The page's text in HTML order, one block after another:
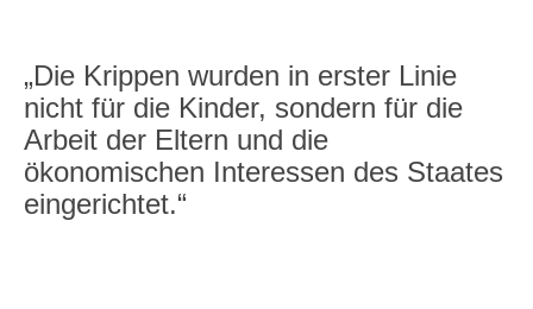
„Die Krippen wurden in erster Linie
nicht für die Kinder, sondern für die
Arbeit der Eltern und die
ökonomischen Interessen des Staates
eingerichtet.“